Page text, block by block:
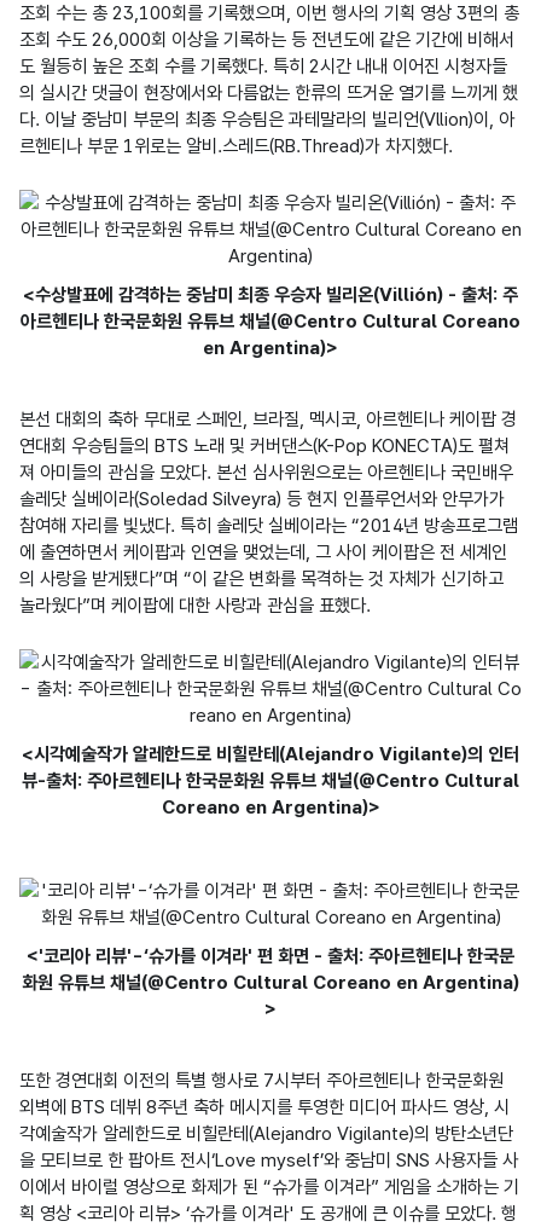
조회 수는 총 23,100회를 기록했으며, 이번 행사의 기획 영상 3편의 총
조회 수도 26,000회 이상을 기록하는 등 전년도에 같은 기간에 비해서
도 월등히 높은 조회 수를 기록했다. 특히 2시간 내내 이어진 시청자들
의 실시간 댓글이 현장에서와 다름없는 한류의 뜨거운 열기를 느끼게 했
다. 이날 중남미 부문의 최종 우승팀은 과테말라의 빌리언(Vllion)이, 아
르헨티나 부문 1위로는 알비.스레드(RB.Thread)가 차지했다.
<수상발표에 감격하는 중남미 최종 우승자 빌리온(Villión) - 출처: 주
아르헨티나 한국문화원 유튜브 채널(@Centro Cultural Coreano
en Argentina)>
본선 대회의 축하 무대로 스페인, 브라질, 멕시코, 아르헨티나 케이팝 경
연대회 우승팀들의 BTS 노래 및 커버댄스(K-Pop KONECTA)도 펼쳐
져 아미들의 관심을 모았다. 본선 심사위원으로는 아르헨티나 국민배우
솔레닷 실베이라(Soledad Silveyra) 등 현지 인플루언서와 안무가가
참여해 자리를 빛냈다. 특히 솔레닷 실베이라는 “2014년 방송프로그램
에 출연하면서 케이팝과 인연을 맺었는데, 그 사이 케이팝은 전 세계인
의 사랑을 받게됐다”며 “이 같은 변화를 목격하는 것 자체가 신기하고
놀라웠다”며 케이팝에 대한 사랑과 관심을 표했다.
<시각예술작가 알레한드로 비힐란테(Alejandro Vigilante)의 인터
뷰-출처: 주아르헨티나 한국문화원 유튜브 채널(@Centro Cultural
Coreano en Argentina)>
<'코리아 리뷰'-‘슈가를 이겨라' 편 화면 - 출처: 주아르헨티나 한국문
화원 유튜브 채널(@Centro Cultural Coreano en Argentina)
>
또한 경연대회 이전의 특별 행사로 7시부터 주아르헨티나 한국문화원
외벽에 BTS 데뷔 8주년 축하 메시지를 투영한 미디어 파사드 영상, 시
각예술작가 알레한드로 비힐란테(Alejandro Vigilante)의 방탄소년단
을 모티브로 한 팝아트 전시‘Love myself’와 중남미 SNS 사용자들 사
이에서 바이럴 영상으로 화제가 된 “슈가를 이겨라” 게임을 소개하는 기
획 영상 <코리아 리뷰> ‘슈가를 이겨라' 도 공개에 큰 이슈를 모았다. 행